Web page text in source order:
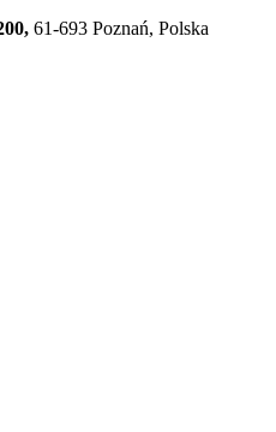
61-693 Poznań, Polska